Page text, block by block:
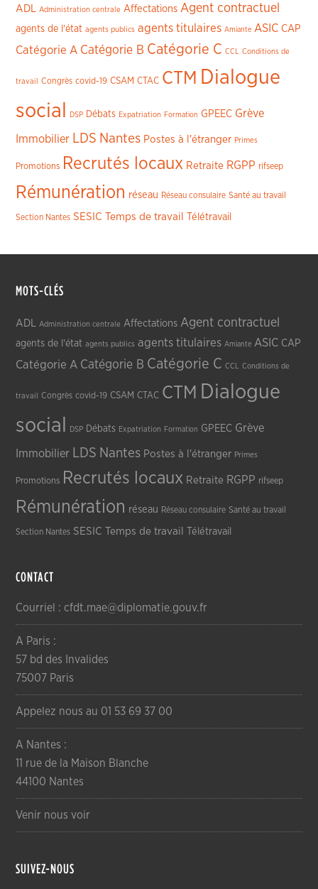
ADL Administration centrale Affectations Agent contractuel
agents de l'état agents publics agents titulaires Amiante ASIC CAP
Catégorie A Catégorie B Catégorie C CCL Conditions de
travail Congrès covid-19 CSAM CTAC CTM Dialogue
social
DSP Débats Expatriation Formation GPEEC Grève
Immobilier LDS Nantes Postes à l'étranger Primes
Promotions Recrutés locaux Retraite RGPP rifseep
Rémunération réseau Réseau consulaire Santé au travail
Section Nantes SESIC Temps de travail Télétravail
MOTS-CLÉS
ADL Administration centrale Affectations Agent contractuel
agents de l'état agents publics agents titulaires Amiante ASIC CAP
Catégorie A Catégorie B Catégorie C CCL Conditions de
travail Congrès covid-19 CSAM CTAC CTM Dialogue
social
DSP Débats Expatriation Formation GPEEC Grève
Immobilier LDS Nantes Postes à l'étranger Primes
Promotions Recrutés locaux Retraite RGPP rifseep
Rémunération réseau Réseau consulaire Santé au travail
Section Nantes SESIC Temps de travail Télétravail
CONTACT
Courriel : cfdt.mae@diplomatie.gouv.fr
A Paris :
57 bd des Invalides
75007 Paris
Appelez nous au 01 53 69 37 00
A Nantes :
11 rue de la Maison Blanche
44100 Nantes
Venir nous voir
SUIVEZ-NOUS